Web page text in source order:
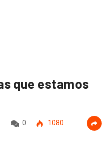
que estamos
0 1080